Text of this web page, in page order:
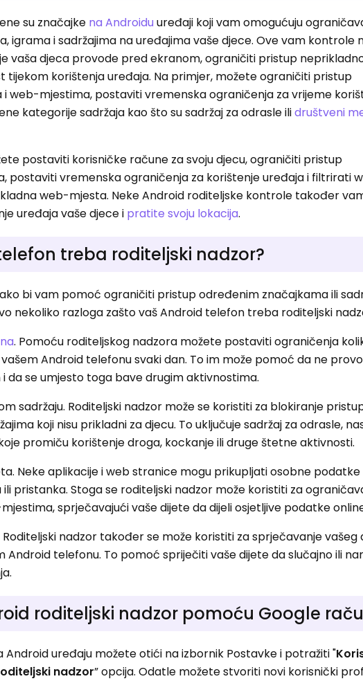
su značajke na Androidu uređaji koji vam omogućuju
igrama i sadržajima na uređajima vaše djece. Ove vam kontrole
vaša djeca provode pred ekranom, ograničiti pristup
tijekom korištenja uređaja. Na primjer, možete ograničiti pristup
web-mjestima, postaviti vremenska ograničenja za vrijeme
kategorije sadržaja kao što su sadržaj za odrasle ilidruštveni
postaviti korisničke račune za svoju djecu, ograničiti pristup
postaviti vremenska ograničenja za korištenje uređaja i filtrirati
web-mjesta. Neke Android roditeljske kontrole također
uređaja vaše djece i pratite svoju lokacija.
treba roditeljski nadzor?
bi vam pomoć ograničiti pristup određenim značajkama ili
nekoliko razloga zašto vaš Android telefon treba roditeljski
. Pomoću roditeljskog nadzora možete postaviti ograničenja
Android telefonu svaki dan. To im može pomoć da ne
da se umjesto toga bave drugim aktivnostima.
sadržaju. Roditeljski nadzor može se koristiti za blokiranje
koji nisu prikladni za djecu. To uključuje sadržaj za odrasle,
promiču korištenje droga, kockanje ili druge štetne aktivnosti.
Neke aplikacije i web stranice mogu prikupljati osobne podatke
pristanka. Stoga se roditeljski nadzor može koristiti za
sprječavajući vaše dijete da dijeli osjetljive podatke
nadzor također se može koristiti za sprječavanje
Android telefonu. To pomoć spriječiti vaše dijete da slučajno ili
roditeljski nadzor pomoću Google
Android uređaju možete otići na izbornik Postavke i potražiti "
nadzor” opcija. Odatle možete stvoriti novi korisnički